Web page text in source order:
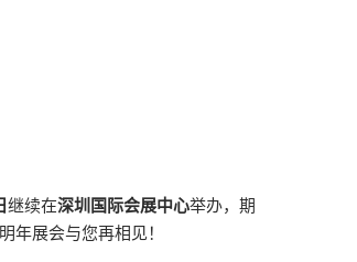
继续在深圳国际会展中心举办，期
年展会与您再相见！